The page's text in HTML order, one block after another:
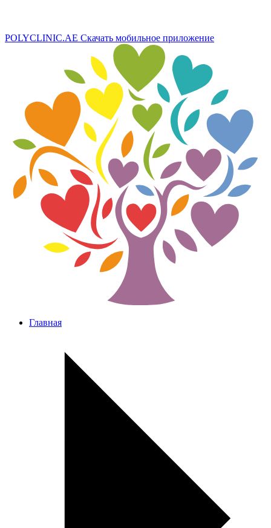
POLYCLINIC.AE Скачать мобильное приложение
Главная